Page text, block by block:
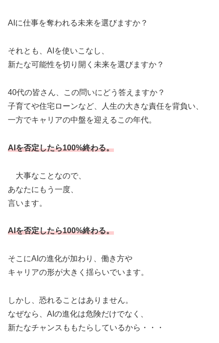
AIに仕事を奪われる未来を選びますか？
それとも、AIを使いこなし、
新たな可能性を切り開く未来を選びますか？
40代の皆さん、この問いにどう答えますか？
子育てや住宅ローンなど、人生の大きな責任を背負い、
一方でキャリアの中盤を迎えるこの年代。
AIを否定したら100%終わる。
大事なことなので、
あなたにもう一度、
言います。
AIを否定したら100%終わる。
そこにAIの進化が加わり、働き方や
キャリアの形が大きく揺らいでいます。
しかし、恐れることはありません。
なぜなら、AIの進化は危険だけでなく、
新たなチャンスももたらしているから・・・